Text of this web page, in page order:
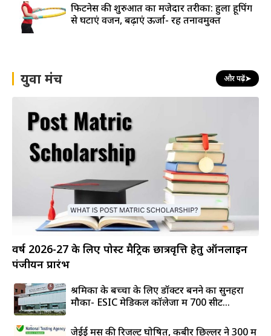
फिटनेस की शुरुआत का मजेदार तरीका: हुला हूपिंग
से घटाएं वजन, बढ़ाएं ऊर्जा- रहें तनावमुक्त
युवा मंच और पढ़ें➤
वर्ष 2026-27 के लिए पोस्ट मैट्रिक छात्रवृत्ति हेतु ऑनलाइन
पंजीयन प्रारंभ
श्रमिकों के बच्चों के लिए डॉक्टर बनने का सुनहरा
मौका- ESIC मेडिकल कॉलेजों में 700 सीटें...
जेईई मेंस की रिजल्ट घोषित, कबीर छिल्लर ने 300 में